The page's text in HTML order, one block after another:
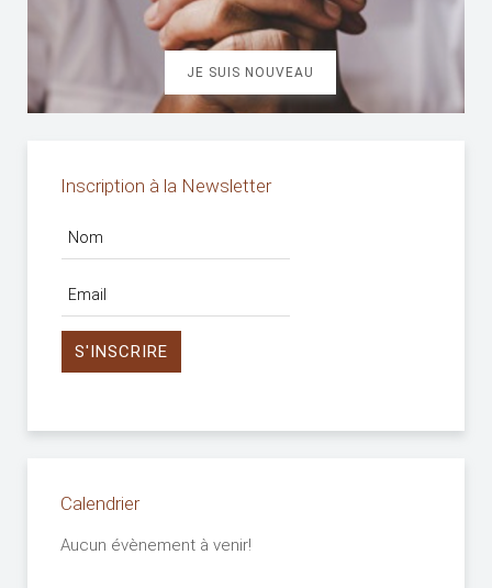
JE SUIS NOUVEAU
Inscription à la Newsletter
Calendrier
Aucun évènement à venir!